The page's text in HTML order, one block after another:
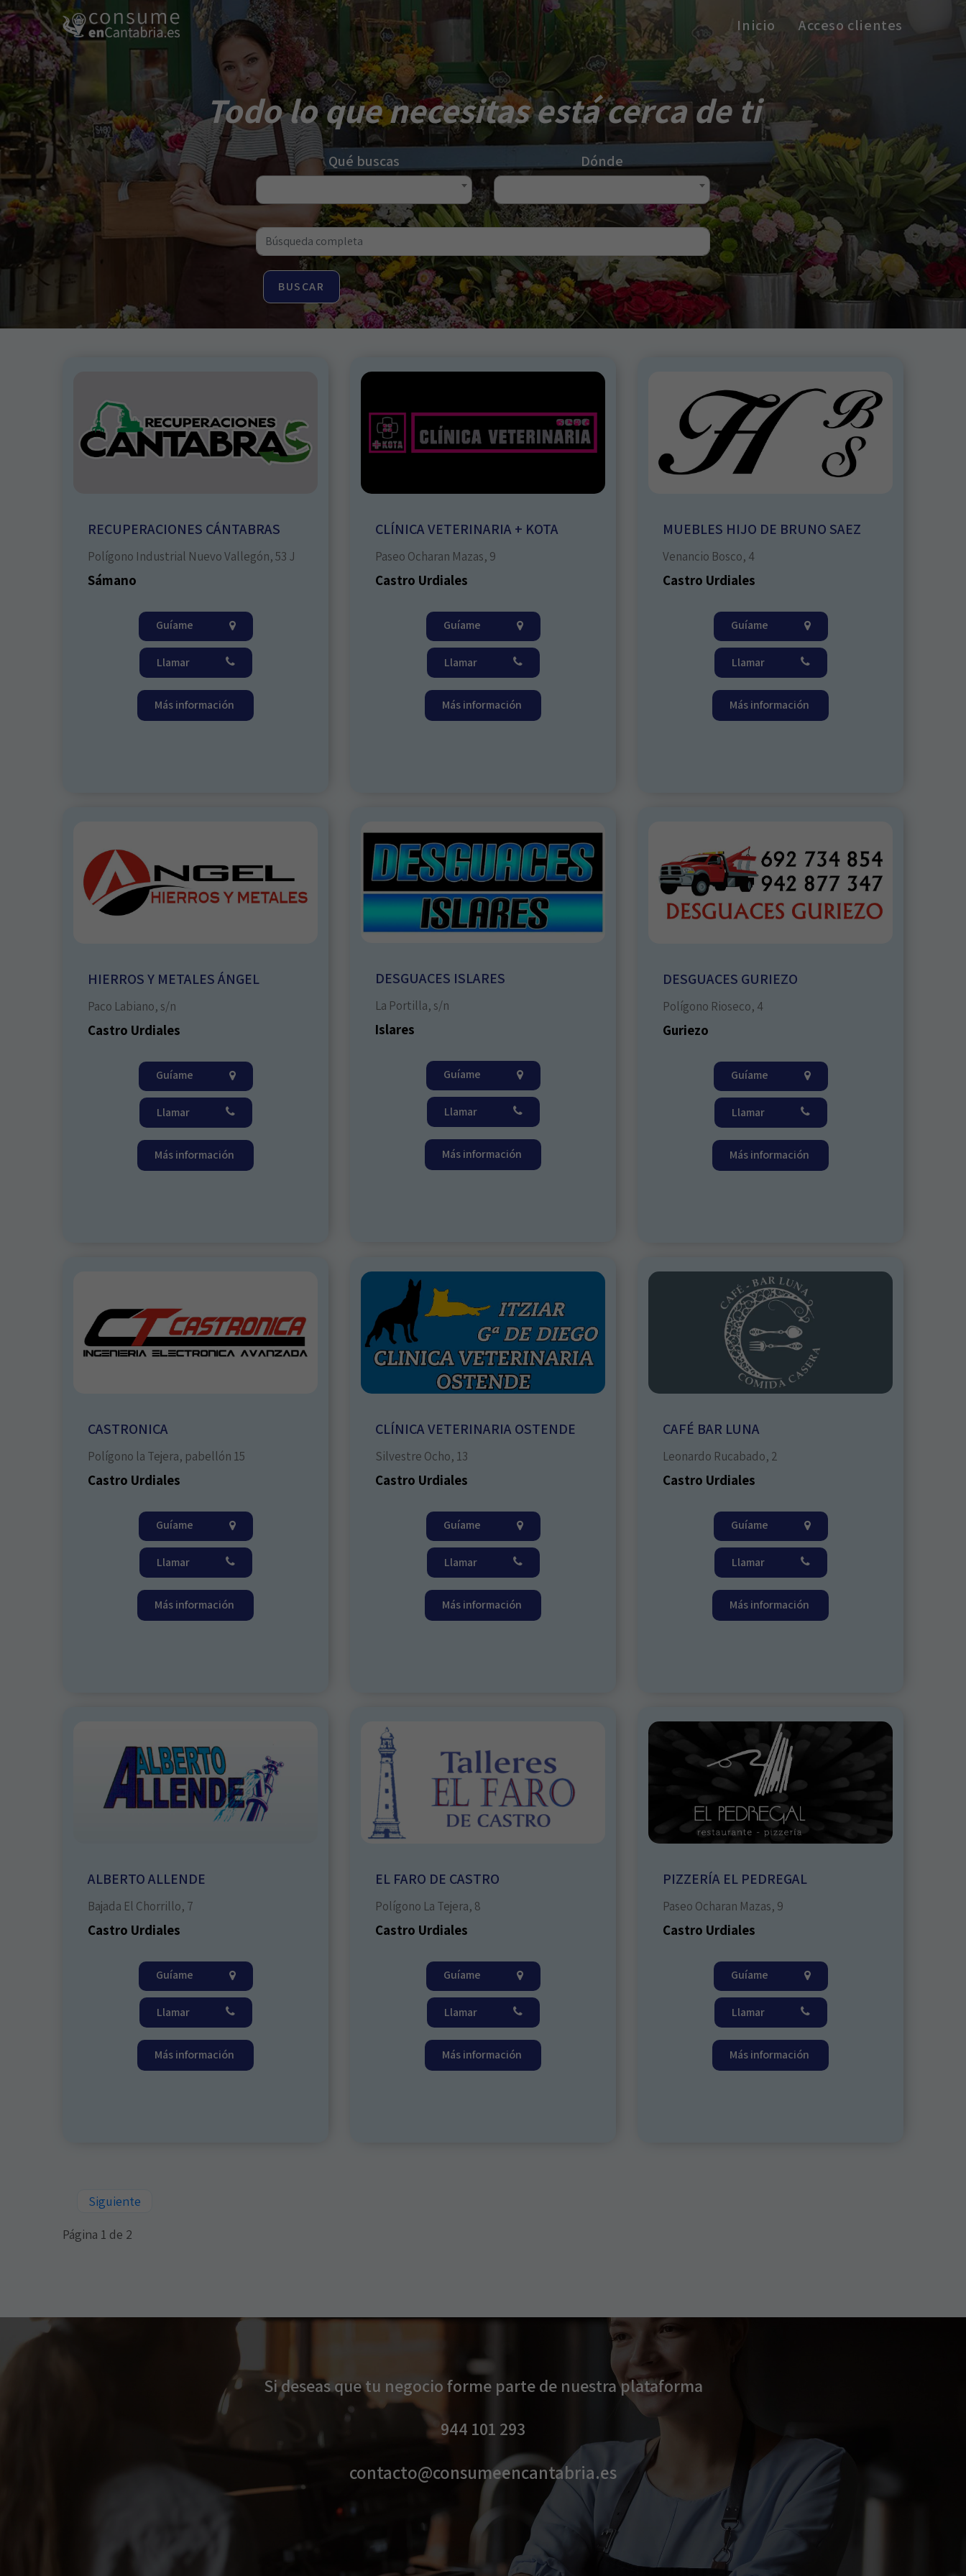
Inicio Acceso clientes
Todo lo que necesitas está cerca de ti
Qué buscas Dónde
RECUPERACIONES CÁNTABRAS
Polígono Industrial Nuevo Vallegón, 53 J
Sámano
Guíame
Llamar
Más información
CLÍNICA VETERINARIA + KOTA
Paseo Ocharan Mazas, 9
Castro Urdiales
Guíame
Llamar
Más información
MUEBLES HIJO DE BRUNO SAEZ
Venancio Bosco, 4
Castro Urdiales
Guíame
Llamar
Más información
HIERROS Y METALES ÁNGEL
Paco Labiano, s/n
Castro Urdiales
Guíame
Llamar
Más información
DESGUACES ISLARES
La Portilla, s/n
Islares
Guíame
Llamar
Más información
DESGUACES GURIEZO
Polígono Rioseco, 4
Guriezo
Guíame
Llamar
Más información
CASTRONICA
Polígono la Tejera, pabellón 15
Castro Urdiales
Guíame
Llamar
Más información
CLÍNICA VETERINARIA OSTENDE
Silvestre Ocho, 13
Castro Urdiales
Guíame
Llamar
Más información
CAFÉ BAR LUNA
Leonardo Rucabado, 2
Castro Urdiales
Guíame
Llamar
Más información
ALBERTO ALLENDE
Bajada El Chorrillo, 7
Castro Urdiales
Guíame
Llamar
Más información
EL FARO DE CASTRO
Polígono La Tejera, 8
Castro Urdiales
Guíame
Llamar
Más información
PIZZERÍA EL PEDREGAL
Paseo Ocharan Mazas, 9
Castro Urdiales
Guíame
Llamar
Más información
Siguiente
Página 1 de 2
Si deseas que tu negocio forme parte de nuestra plataforma
944 101 293​​
contacto@consumeencantabria.es